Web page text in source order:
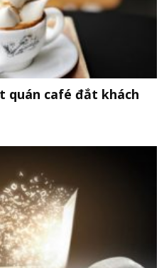
quán café đắt khách